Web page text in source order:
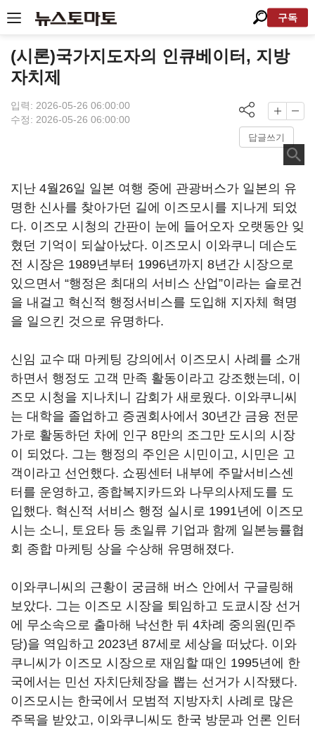
구독
(시론)국가지도자의 인큐베이터, 지방
자치제
입력: 2026-05-26 06:00:00
수정: 2026-05-26 06:00:00
답글쓰기
지난 4월26일 일본 여행 중에 관광버스가 일본의 유
명한 신사를 찾아가던 길에 이즈모시를 지나게 되었
다. 이즈모 시청의 간판이 눈에 들어오자 오랫동안 잊
혔던 기억이 되살아났다. 이즈모시 이와쿠니 데슨도
전 시장은 1989년부터 1996년까지 8년간 시장으로
있으면서 “행정은 최대의 서비스 산업”이라는 슬로건
을 내걸고 혁신적 행정서비스를 도입해 지자체 혁명
을 일으킨 것으로 유명하다.
신임 교수 때 마케팅 강의에서 이즈모시 사례를 소개
하면서 행정도 고객 만족 활동이라고 강조했는데, 이
즈모 시청을 지나치니 감회가 새로웠다. 이와쿠니씨
는 대학을 졸업하고 증권회사에서 30년간 금융 전문
가로 활동하던 차에 인구 8만의 조그만 도시의 시장
이 되었다. 그는 행정의 주인은 시민이고, 시민은 고
객이라고 선언했다. 쇼핑센터 내부에 주말서비스센
터를 운영하고, 종합복지카드와 나무의사제도를 도
입했다. 혁신적 서비스 행정 실시로 1991년에 이즈모
시는 소니, 토요타 등 초일류 기업과 함께 일본능률협
회 종합 마케팅 상을 수상해 유명해졌다.
이와쿠니씨의 근황이 궁금해 버스 안에서 구글링해
보았다. 그는 이즈모 시장을 퇴임하고 도쿄시장 선거
에 무소속으로 출마해 낙선한 뒤 4차례 중의원(민주
당)을 역임하고 2023년 87세로 세상을 떠났다. 이와
쿠니씨가 이즈모 시장으로 재임할 때인 1995년에 한
국에서는 민선 자치단체장을 뽑는 선거가 시작됐다.
이즈모시는 한국에서 모범적 지방자치 사례로 많은
주목을 받았고, 이와쿠니씨도 한국 방문과 언론 인터